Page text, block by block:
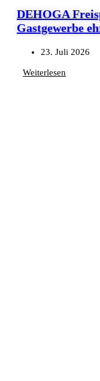
DEHOGA
Gastgewerbe
23. Juli 2026
Weiterlesen